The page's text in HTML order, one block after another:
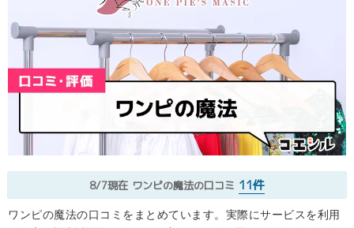
8/7現在 ワンピの魔法の口コミ 11件
ワンピの魔法の口コミをまとめています。実際にサービスを利用